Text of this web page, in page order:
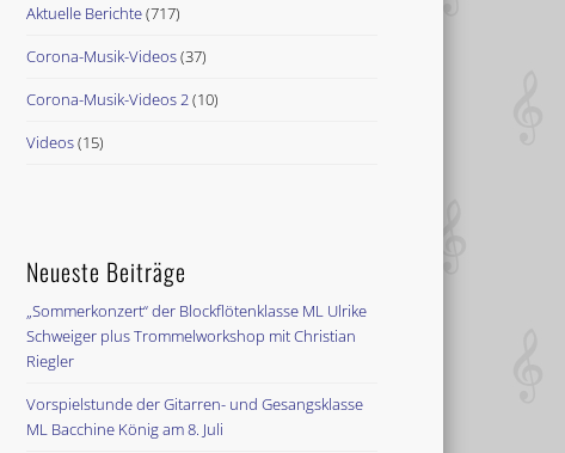
Aktuelle Berichte(717)
Corona-Musik-Videos(37)
Corona-Musik-Videos 2(10)
Videos(15)
Neueste Beiträge
„Sommerkonzert“ der Blockflötenklasse ML Ulrike
Schweiger plus Trommelworkshop mit Christian
Riegler
Vorspielstunde der Gitarren- und Gesangsklasse
ML Bacchine König am 8. Juli